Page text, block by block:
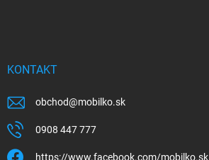
KONTAKT
obchod@mobilko.sk
0908 447 777
https://www.facebook.com/mobilko.sk